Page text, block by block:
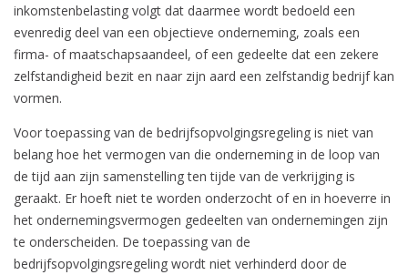
inkomstenbelasting volgt dat daarmee wordt bedoeld een
evenredig deel van een objectieve onderneming, zoals een
firma- of maatschapsaandeel, of een gedeelte dat een zekere
zelfstandigheid bezit en naar zijn aard een zelfstandig bedrijf kan
vormen.
Voor toepassing van de bedrijfsopvolgingsregeling is niet van
belang hoe het vermogen van die onderneming in de loop van
de tijd aan zijn samenstelling ten tijde van de verkrijging is
geraakt. Er hoeft niet te worden onderzocht of en in hoeverre in
het ondernemingsvermogen gedeelten van ondernemingen zijn
te onderscheiden. De toepassing van de
bedrijfsopvolgingsregeling wordt niet verhinderd door de